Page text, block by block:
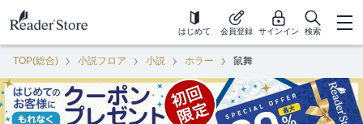
はじめて 会員登録 サインイン 検索
TOP(総合) 小説フロア 小説 ホラー 鼠舞